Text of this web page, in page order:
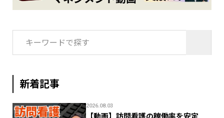
新着記事
2026.08.03